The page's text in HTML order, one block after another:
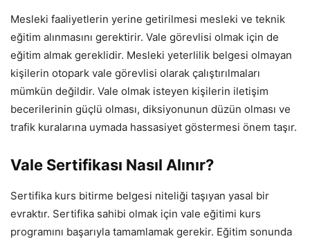
Mesleki faaliyetlerin yerine getirilmesi mesleki ve teknik
eğitim alınmasını gerektirir. Vale görevlisi olmak için de
eğitim almak gereklidir. Mesleki yeterlilik belgesi olmayan
kişilerin otopark vale görevlisi olarak çalıştırılmaları
mümkün değildir. Vale olmak isteyen kişilerin iletişim
becerilerinin güçlü olması, diksiyonunun düzün olması ve
trafik kuralarına uymada hassasiyet göstermesi önem taşır.
Vale Sertifikası Nasıl Alınır?
Sertifika kurs bitirme belgesi niteliği taşıyan yasal bir
evraktır. Sertifika sahibi olmak için vale eğitimi kurs
programını başarıyla tamamlamak gerekir. Eğitim sonunda